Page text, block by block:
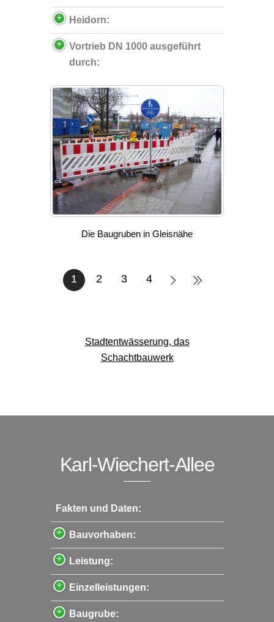
Heidorn:
Vortrieb DN 1000 ausgeführt
durch:
Die Baugruben in Gleisnähe
1 2 3 4
Stadtentwässerung, das
Schachtbauwerk
Karl-Wiechert-Allee
Fakten und Daten:
Bauvorhaben:
Leistung:
Einzelleistungen:
Baugrube: